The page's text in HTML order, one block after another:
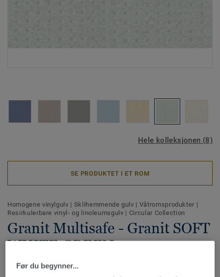
Hele kolleksjonen (8)
SE PRODUKTET I ET ROM
Homogene vinylgulv | Sklihemmende gulv | Våtromsprodukter |
Resirkulerbare vinyl- og linoleumsgulv | Circular Collection
Granit Multisafe - Granit SOFT
WHITE GREEN 0471
Granit Multisafe er et ftalatfritt homogent vinylgulv med
Før du begynner...